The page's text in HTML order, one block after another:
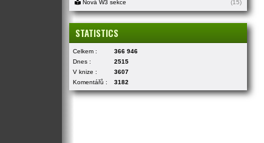
Nová W3 sekce
(15)
STATISTICS
Celkem :
366 946
Dnes :
2515
V knize :
3607
Komentářů :
3182